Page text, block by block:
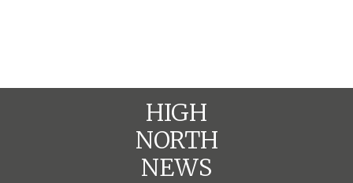
HIGH
NORTH
NEWS